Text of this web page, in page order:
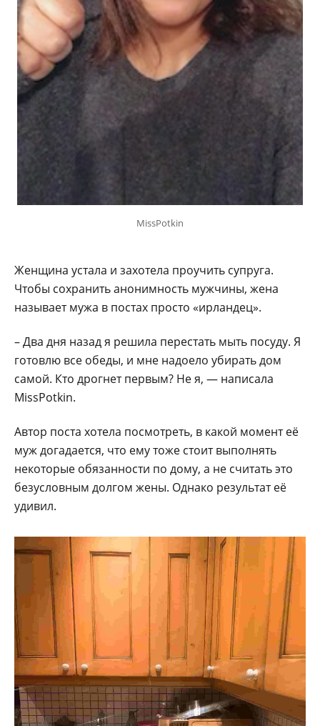
MissPotkin
Женщина устала и захотела проучить супруга.
Чтобы сохранить анонимность мужчины, жена
называет мужа в постах просто «ирландец».
– Два дня назад я решила перестать мыть посуду. Я
готовлю все обеды, и мне надоело убирать дом
самой. Кто дрогнет первым? Не я, — написала
MissPotkin.
Автор поста хотела посмотреть, в какой момент её
муж догадается, что ему тоже стоит выполнять
некоторые обязанности по дому, а не считать это
безусловным долгом жены. Однако результат её
удивил.